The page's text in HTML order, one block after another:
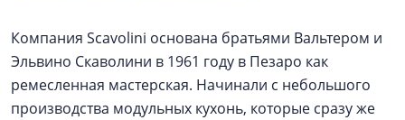
Компания Scavolini основана братьями Вальтером и
Эльвино Скаволини в 1961 году в Пезаро как
ремесленная мастерская. Начинали с небольшого
производства модульных кухонь, которые сразу же